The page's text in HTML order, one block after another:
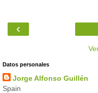
‹
Datos personales
Jorge Alfonso Guillén
Spain